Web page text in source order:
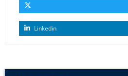
Linkedin